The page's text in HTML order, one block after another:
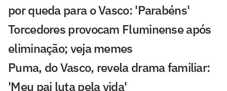
por queda para o Vasco: 'Parabéns'
Torcedores provocam Fluminense após
eliminação; veja memes
Puma, do Vasco, revela drama familiar:
'Meu pai luta pela vida'